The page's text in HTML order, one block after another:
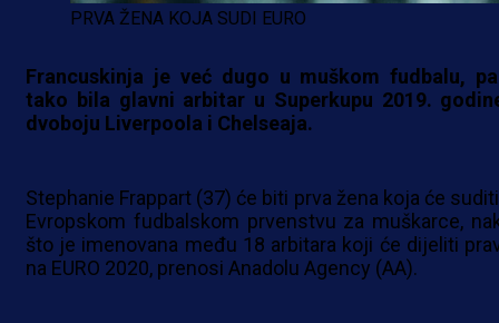
PRVA ŽENA KOJA SUDI EURO
Francuskinja je već dugo u muškom fudbalu,
tako bila glavni arbitar u Superkupu 2019.
dvoboju Liverpoola i Chelseaja.
Stephanie Frappart (37) će biti prva žena koja će
Evropskom fudbalskom prvenstvu za muškarce,
što je imenovana među 18 arbitara koji će dijeliti
na EURO 2020, prenosi Anadolu Agency (AA).